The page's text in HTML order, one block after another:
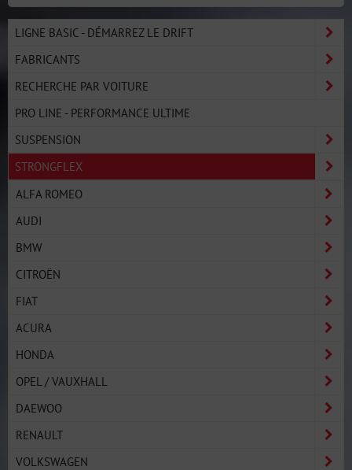
LIGNE BASIC - DÉMARREZ LE DRIFT
FABRICANTS
RECHERCHE PAR VOITURE
PRO LINE - PERFORMANCE ULTIME
SUSPENSION
STRONGFLEX
ALFA ROMEO
AUDI
BMW
CITROËN
FIAT
ACURA
HONDA
OPEL / VAUXHALL
DAEWOO
RENAULT
VOLKSWAGEN